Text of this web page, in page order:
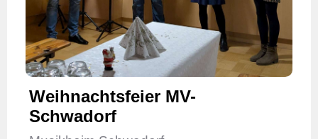
Weihnachtsfeier MV-
Schwadorf